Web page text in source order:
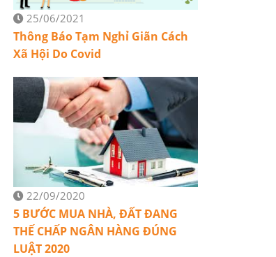
25/06/2021
Thông Báo Tạm Nghỉ Giãn Cách
Xã Hội Do Covid
22/09/2020
5 BƯỚC MUA NHÀ, ĐẤT ĐANG
THẾ CHẤP NGÂN HÀNG ĐÚNG
LUẬT 2020